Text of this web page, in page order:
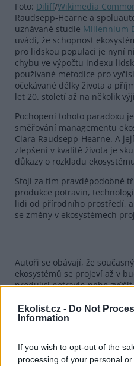
Ekolist.cz - Do Not
Information
If you wish to opt-out of the
processing of your personal
Foto: Diliff/Wikimedia
Raudsepp-Hearne a
uznávané studie Millennium
uvádí, že schopnost
pro lidskou populaci je nyní
chybu ve výpočtu indexu
používané metodice pro
očekávané délky života a
let 20. století až na několik
Pochopení tohoto paradoxu
směřování managementu
Ciara Raudsepp-Hearne. A
zlepšení v kvalitě života je
důkazy o rozkladu
Stojí za tím pravděpodobně
produkce potravin,
lidi od přírodního prostředí,
se změny v ekosystémech
Autoři se obávají, že
ekosystémů se projeví až v
produkci potravin nebo
technologie poskytují pouze
píše Science Daily.
Ecosystem Services Decline: